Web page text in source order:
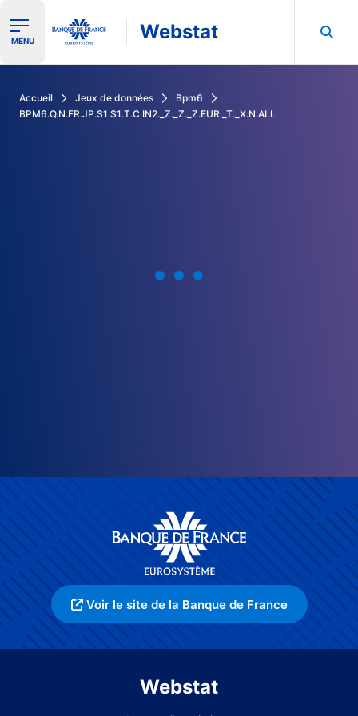
Ouvrir le menu de navigation
MENU Webstat
Accueil Jeux de données
Bpm6
BPM6.Q.N.FR.JP.S1.S1.T.C.IN2._Z._Z._Z.EUR._T._X.N.ALL
Voir le site de la Banque de France
Webstat